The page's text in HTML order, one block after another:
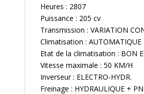
Heures : 2807
Puissance : 205 cv
Transmission : VARIATION
Climatisation : AUTOMATIQUE
Etat de la climatisation : BON
Vitesse maximale : 50 KM/H
Inverseur : ELECTRO-HYDR.
Freinage : HYDRAULIQUE +